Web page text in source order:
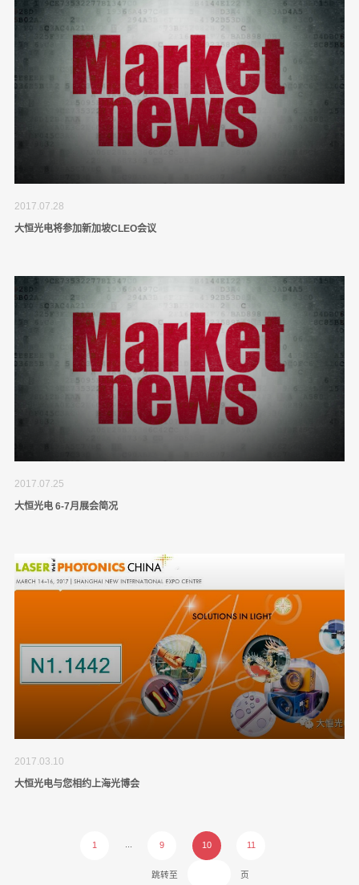
2017.07.28
大恒光电将参加新加坡CLEO会议
2017.07.25
大恒光电 6-7月展会简况
2017.03.10
大恒光电与您相约上海光博会
1 ... 9 10 11
跳转至 页